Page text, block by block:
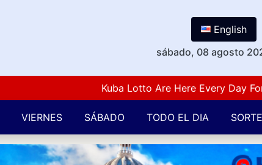
English
sábado, 08 agosto
Kuba Lotto Are Here Every Day For
VIERNES SÁBADO TODO EL DIA